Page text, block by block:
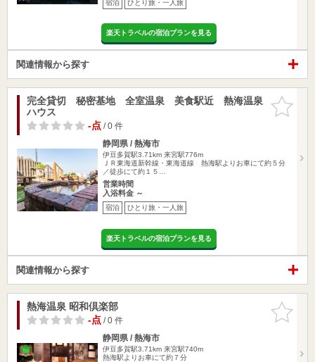
宿泊 ひとり旅・一人旅
楽天トラベルの宿泊プランを見る
関連情報から探す
お気に入
りに追加
完全貸切 秘密基地 全室温泉 美食駅近 熱海温泉
ハウス
-点/ 0 件
静岡県 / 熱海市
伊豆多賀駅3.71km 来宮駅776m
ＪＲ東海道新幹線・東海道線 熱海駅よりお車にて約５分
／徒歩にて約１５…
営業時間
入浴料金 ～
宿泊 ひとり旅・一人旅
楽天トラベルの宿泊プランを見る
関連情報から探す
お気に入
りに追加
熱海温泉 昭和倶楽部
-点/ 0 件
静岡県 / 熱海市
伊豆多賀駅3.71km 来宮駅740m
熱海駅よりお車にて約７分